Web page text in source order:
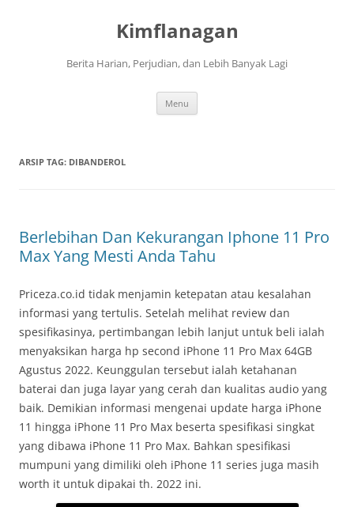
Kimflanagan
Berita Harian, Perjudian, dan Lebih Banyak Lagi
Menu
ARSIP TAG: DIBANDEROL
Berlebihan Dan Kekurangan Iphone 11 Pro
Max Yang Mesti Anda Tahu
Priceza.co.id tidak menjamin ketepatan atau kesalahan
informasi yang tertulis. Setelah melihat review dan
spesifikasinya, pertimbangan lebih lanjut untuk beli ialah
menyaksikan harga hp second iPhone 11 Pro Max 64GB
Agustus 2022. Keunggulan tersebut ialah ketahanan
baterai dan juga layar yang cerah dan kualitas audio yang
baik. Demikian informasi mengenai update harga iPhone
11 hingga iPhone 11 Pro Max beserta spesifikasi singkat
yang dibawa iPhone 11 Pro Max. Bahkan spesifikasi
mumpuni yang dimiliki oleh iPhone 11 series juga masih
worth it untuk dipakai th. 2022 ini.